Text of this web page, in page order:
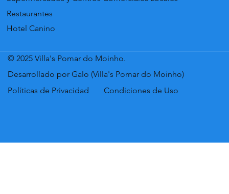
Restaurantes
Hotel Canino
© 2025 Villa's Pomar do Moinho.
Desarrollado por Galo (Villa's Pomar do Moinho)
Políticas de Privacidad
Condiciones de Uso